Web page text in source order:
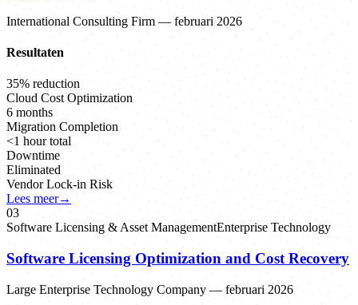
International Consulting Firm — februari 2026
Resultaten
35% reduction
Cloud Cost Optimization
6 months
Migration Completion
<1 hour total
Downtime
Eliminated
Vendor Lock-in Risk
Lees meer→
03
Software Licensing & Asset ManagementEnterprise Technology
Software Licensing Optimization and Cost Recovery
Large Enterprise Technology Company — februari 2026